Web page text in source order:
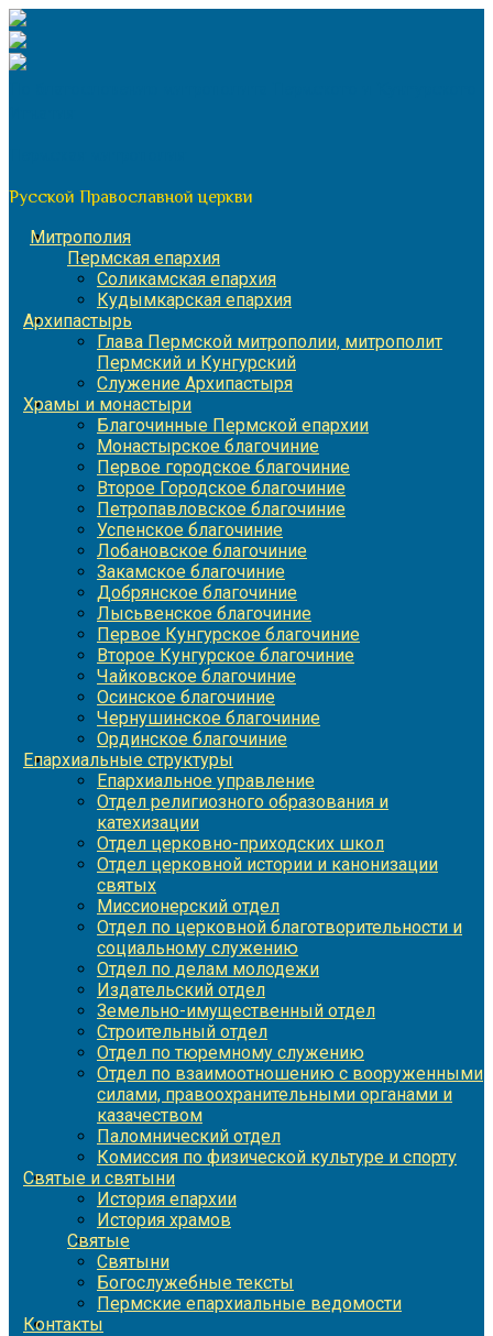
Перейти
к
содержимому
Русской Православной церкви
Митрополия
Пермская епархия
Соликамская епархия
Кудымкарская епархия
Архипастырь
Глава Пермской митрополии, митрополит
Пермский и Кунгурский
Служение Архипастыря
Храмы и монастыри
Благочинные Пермской епархии
Монастырское благочиние
Первое городское благочиние
Второе Городское благочиние
Петропавловское благочиние
Успенское благочиние
Лобановское благочиние
Закамское благочиние
Добрянское благочиние
Лысьвенское благочиние
Первое Кунгурское благочиние
Второе Кунгурское благочиние
Чайковское благочиние
Осинское благочиние
Чернушинское благочиние
Ординское благочиние
Епархиальные структуры
Епархиальное управление
Отдел религиозного образования и
катехизации
Отдел церковно-приходских школ
Отдел церковной истории и канонизации
святых
Миссионерский отдел
Отдел по церковной благотворительности и
социальному служению
Отдел по делам молодежи
Издательский отдел
Земельно-имущественный отдел
Строительный отдел
Отдел по тюремному служению
Отдел по взаимоотношению с вооруженными
силами, правоохранительными органами и
казачеством
Паломнический отдел
Комиссия по физической культуре и спорту
Святые и святыни
История епархии
История храмов
Святые
Святыни
Богослужебные тексты
Пермские епархиальные ведомости
Контакты